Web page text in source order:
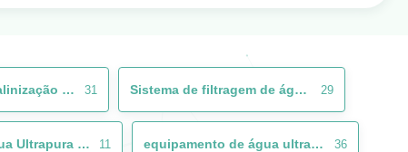
Sistema de dessalinização por osmose reversa 31 Sistema de filtragem de água salobra 29
Sistema de Água Ultrapura de Laboratório 11 equipamento de água ultrapura 36